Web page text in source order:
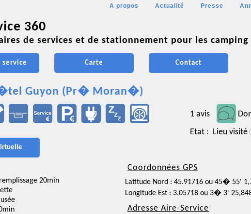
A propos Actualité Presse
360
de services et de stationnement pour les camping
service Carte Contact
Guyon (Pr� Moran�)
1 avis
Etat : Lieu visité
20min
Coordonnées GPS
Latitude Nord : 45.91716 ou 45� 55'
Longitude Est : 3.05718 ou 3� 3'
Adresse Aire-Service